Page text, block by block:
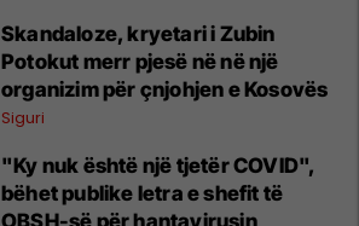
Skandaloze, kryetari i Zubin
Potokut merr pjesë në në një
organizim për çnjohjen e Kosovës
Siguri
"Ky nuk është një tjetër COVID",
bëhet publike letra e shefit të